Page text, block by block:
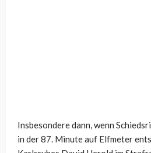
Insbesondere dann, wenn
in der 87. Minute auf Elfmeter